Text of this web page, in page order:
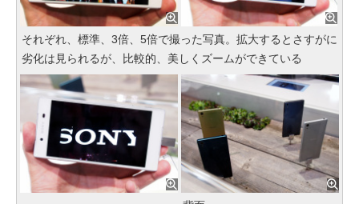
それぞれ、標準、3倍、5倍で撮った写真。拡大するとさすがに
劣化は見られるが、比較的、美しくズームができている